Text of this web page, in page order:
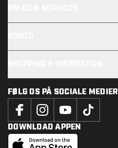
FØLG OS PÅ SOCIALE MEDIER
DOWNLOAD APPEN